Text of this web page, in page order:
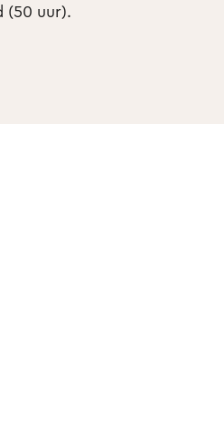
(50 uur).